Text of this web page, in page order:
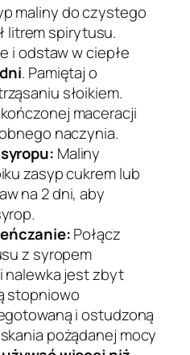
maliny do czystego
litrem spirytusu.
i odstaw w ciepłe
. Pamiętaj o
słoikiem.
maceracji
naczynia.
Maliny
zasyp cukrem lub
na 2 dni, aby
Połącz
z syropem
nalewka jest zbyt
stopniowo
i ostudzoną
pożądanej mocy